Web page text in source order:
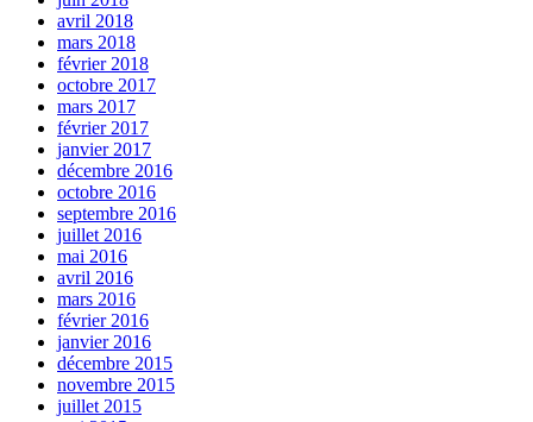
avril 2018
mars 2018
février 2018
octobre 2017
mars 2017
février 2017
janvier 2017
décembre 2016
octobre 2016
septembre 2016
juillet 2016
mai 2016
avril 2016
mars 2016
février 2016
janvier 2016
décembre 2015
novembre 2015
juillet 2015